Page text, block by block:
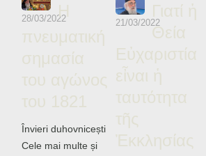
28/03/2022
Η
πνευματική
σημασία
του αγώνος
του 1821
Învieri duhovnicești
Cele mai multe și
21/03/2022
Γιατί ἡ
Θεία
Εὐχαριστία
εἶναι ἡ
ταυτότητα
τῆς
Ἐκκλησίας